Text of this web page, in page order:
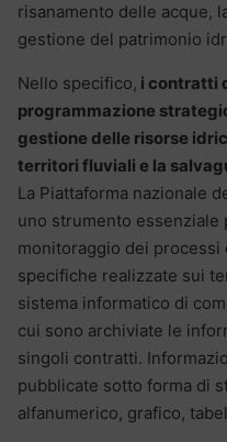
risanamento delle acque,
gestione del patrimonio
Nello specifico, i contratti
programmazione
gestione delle risorse
territori fluviali e la
La Piattaforma nazionale
uno strumento essenziale
monitoraggio dei processi
specifiche realizzate sui
sistema informatico di
cui sono archiviate le
singoli contratti.
pubblicate sotto forma di
alfanumerico, grafico,